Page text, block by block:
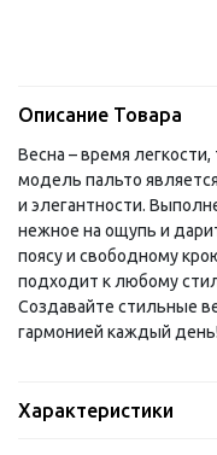
Описание Товара
Весна – время
модель пальто
и элегантности.
нежное на ощупь и
поясу и свободному
подходит к любому
Создавайте стильные
гармонией каждый день!
Характеристики